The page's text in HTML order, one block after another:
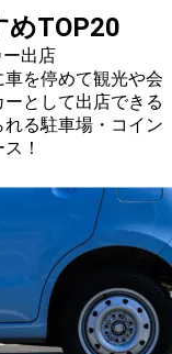
めTOP20
出店
を停めて観光や会
として出店できる
る駐車場・コイン
！